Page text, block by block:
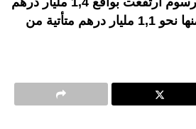
(زائد 13 في المائة)، منها نحو 1,1 مليار درهم متأتية من